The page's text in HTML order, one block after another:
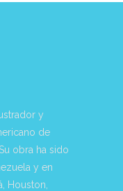
y
de
obra ha sido
y en
Houston,